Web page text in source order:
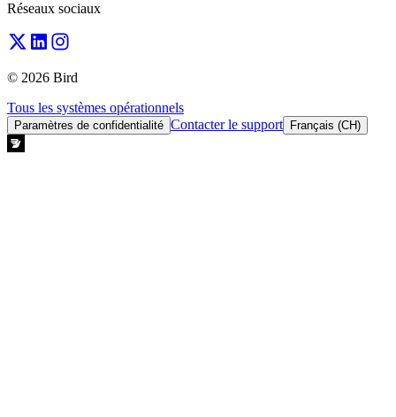
Réseaux sociaux
© 2026 Bird
Tous les systèmes opérationnels
Paramètres de confidentialité Contacter le support Français (CH)